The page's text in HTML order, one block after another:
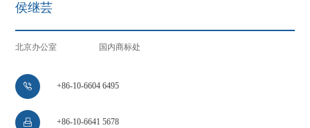
侯继芸
北京办公室 国内商标处
 +86-10-6604 6495
 +86-10-6641 5678